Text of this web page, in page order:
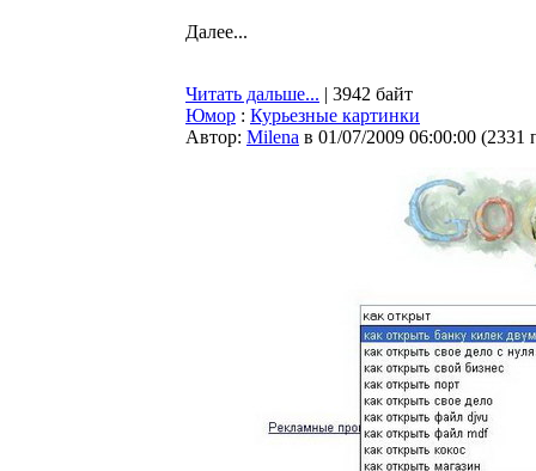
Далее...
Читать дальше... | 3942 байт
Юмор : Курьезные картинки
Автор: Milena в 01/07/2009 06:00:00 (2331